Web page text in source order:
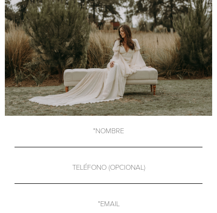
*NOMBRE
TELÉFONO (OPCIONAL)
*EMAIL